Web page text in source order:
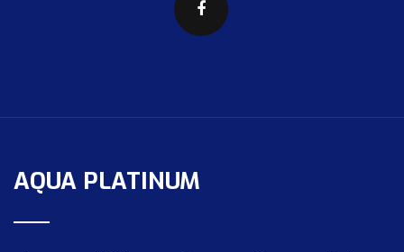
AQUA PLATINUM